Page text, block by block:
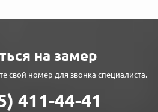
на замер
свой номер для звонка специалиста.
411-44-41